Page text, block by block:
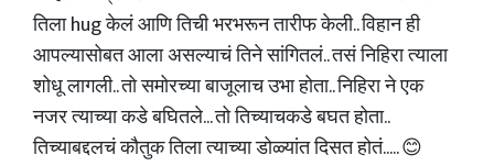
तिला hug केलं आणि तिची भरभरून तारीफ केली.. विहान ही
आपल्यासोबत आला असल्याचं तिने सांगितलं.. तसं निहिरा त्याला
शोधू लागली.. तो समोरच्या बाजूलाच उभा होता.. निहिरा ने एक
नजर त्याच्या कडे बघितले... तो तिच्याचकडे बघत होता..
तिच्याबद्दलचं कौतुक तिला त्याच्या डोळ्यांत दिसत होतं..... 😊